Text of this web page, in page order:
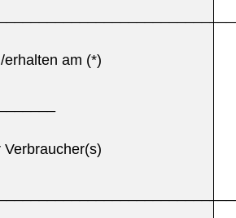
erhalten am (*)